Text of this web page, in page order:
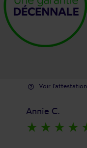
help_outline Voir
Annie C.
star_rate star_rate star_rate star_rate